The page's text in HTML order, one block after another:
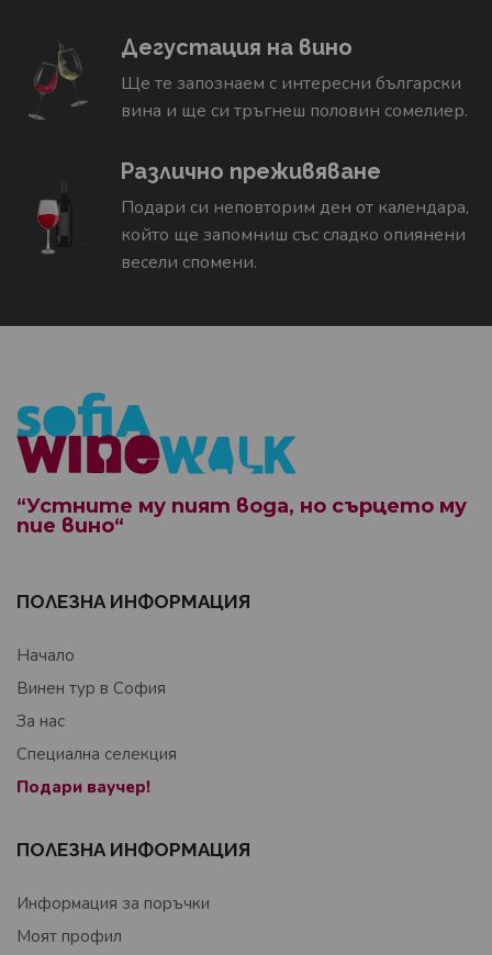
Дегустация на вино
Ще те запознаем с интересни български
вина и ще си тръгнеш половин сомелиер.
Различно преживяване
Подари си неповторим ден от календара,
който ще запомниш със сладко опиянени
весели спомени.
“Устните му пият вода, но сърцето му
пие вино“
ПОЛЕЗНА ИНФОРМАЦИЯ
Начало
Винен тур в София
За нас
Специална селекция
Подари ваучер!
ПОЛЕЗНА ИНФОРМАЦИЯ
Информация за поръчки
Моят профил